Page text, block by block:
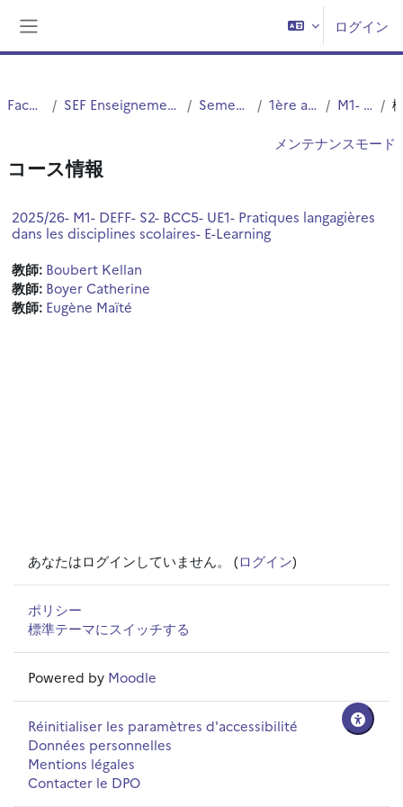
ログイン
Faculté PsySEF SEF Enseignement à Distance - EAD - E-Learning Semestres pairs (2,4,6) 1ère année de Master M1- Option DEFF
メンテナンスモード
コース情報
2025/26- M1- DEFF- S2- BCC5- UE1- Pratiques langagières
dans les disciplines scolaires- E-Learning
教師: Boubert Kellan
教師: Boyer Catherine
教師: Eugène Maïté
あなたはログインしていません。 (ログイン)
ポリシー
標準テーマにスイッチする
Powered by Moodle
Réinitialiser les paramètres d'accessibilité
Données personnelles
Mentions légales
Contacter le DPO